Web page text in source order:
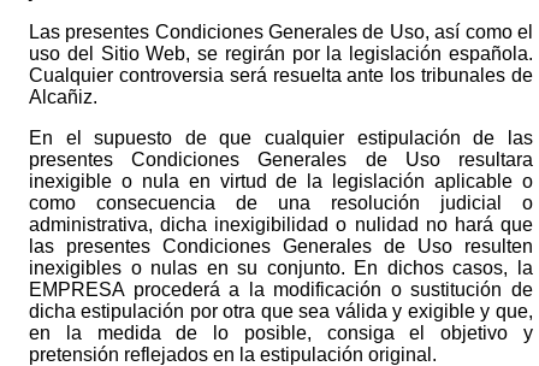
Las presentes Condiciones Generales de Uso, así como el
uso del Sitio Web, se regirán por la legislación española.
Cualquier controversia será resuelta ante los tribunales de
Alcañiz.
En el supuesto de que cualquier estipulación de las
presentes Condiciones Generales de Uso resultara
inexigible o nula en virtud de la legislación aplicable o
como consecuencia de una resolución judicial o
administrativa, dicha inexigibilidad o nulidad no hará que
las presentes Condiciones Generales de Uso resulten
inexigibles o nulas en su conjunto. En dichos casos, la
EMPRESA procederá a la modificación o sustitución de
dicha estipulación por otra que sea válida y exigible y que,
en la medida de lo posible, consiga el objetivo y
pretensión reflejados en la estipulación original.